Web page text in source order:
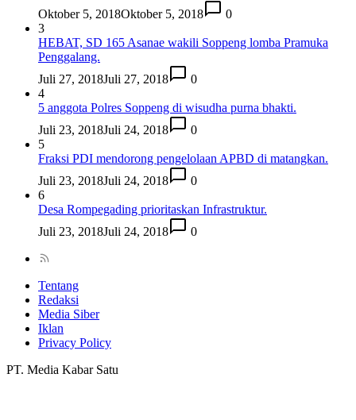
Oktober 5, 2018Oktober 5, 2018
0
3
HEBAT, SD 165 Asanae wakili Soppeng lomba Pramuka
Penggalang.
Juli 27, 2018Juli 27, 2018
0
4
5 anggota Polres Soppeng di wisudha purna bhakti.
Juli 23, 2018Juli 24, 2018
0
5
Fraksi PDI mendorong pengelolaan APBD di matangkan.
Juli 23, 2018Juli 24, 2018
0
6
Desa Rompegading prioritaskan Infrastruktur.
Juli 23, 2018Juli 24, 2018 0
Tentang
Redaksi
Media Siber
Iklan
Privacy Policy
PT. Media Kabar Satu